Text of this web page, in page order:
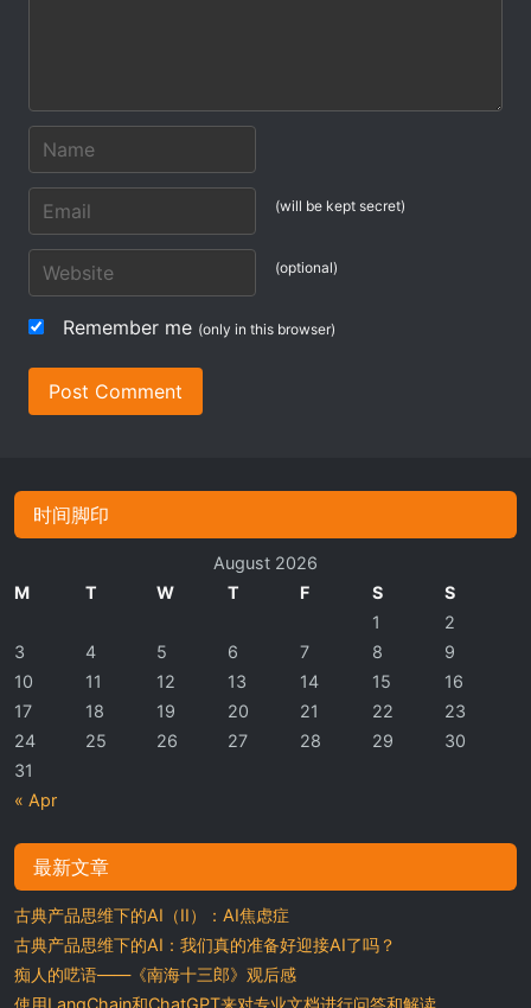
(will be kept secret)
(optional)
Remember me (only in this browser)
Post Comment
时间脚印
August 2026
M
T W T F S S
« Apr
1
2
3
4 5 6 7 8
9
10
11 12 13 14 15
16
17
18 19 20 21 22
23
24
25 26 27 28 29
30
31
最新文章
古典产品思维下的AI（II）：AI焦虑症
古典产品思维下的AI：我们真的准备好迎接AI了吗？
痴人的呓语——《南海十三郎》观后感
使用LangChain和ChatGPT来对专业文档进行问答和解读